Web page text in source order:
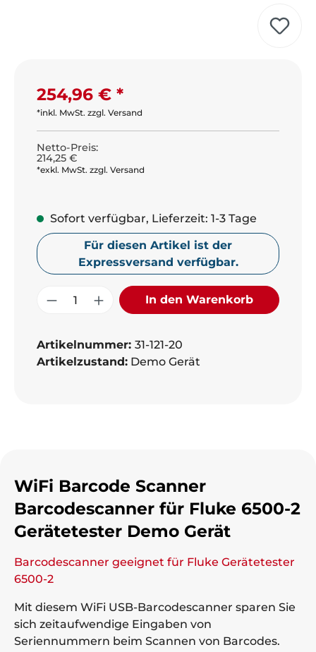
Regulärer Preis:
254,96 €
*inkl. MwSt. zzgl. Versand
Netto-Preis:
214,25 €
*exkl. MwSt. zzgl. Versand
Sofort verfügbar, Lieferzeit: 1-3 Tage
Für diesen Artikel ist der
Expressversand verfügbar.
Produkt Anzahl: Gib den
In den Warenkorb
Artikelnummer: 31-121-20
Artikelzustand: Demo Gerät
WiFi Barcode Scanner
Barcodescanner für Fluke 6500-2
Gerätetester Demo Gerät
Barcodescanner geeignet für Fluke Gerätetester
6500-2
Mit diesem WiFi USB-Barcodescanner sparen Sie
sich zeitaufwendige Eingaben von
Seriennummern beim Scannen von Barcodes.